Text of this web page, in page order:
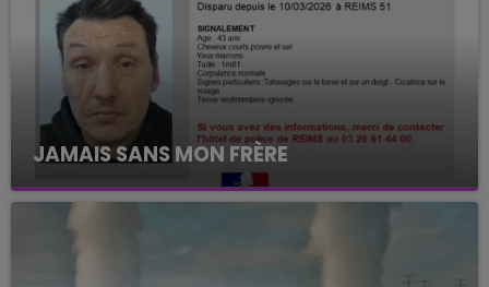
JAMAIS SANS MON FRÈRE
Julien Fourel n'a plus donné signé de vie depuis 5
mois. Sa sœur poursuit ses recherches pour le
retrouver.